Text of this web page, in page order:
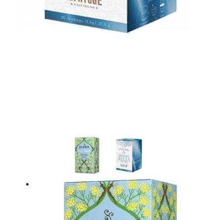
Spice It Up - Tremella Herbal Tea Ø 16 Breve